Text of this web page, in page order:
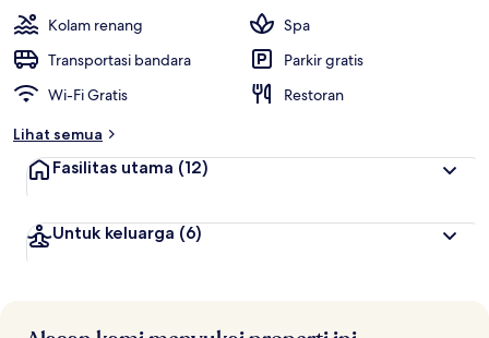
Kolam renang
Spa
Transportasi bandara
Parkir gratis
Wi-Fi Gratis
Restoran
Lihat semua
Fasilitas utama (12)
Untuk keluarga (6)